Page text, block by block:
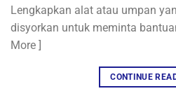
Lengkapkan alat atau umpan
disyorkan untuk meminta
More ]
CONTINUE